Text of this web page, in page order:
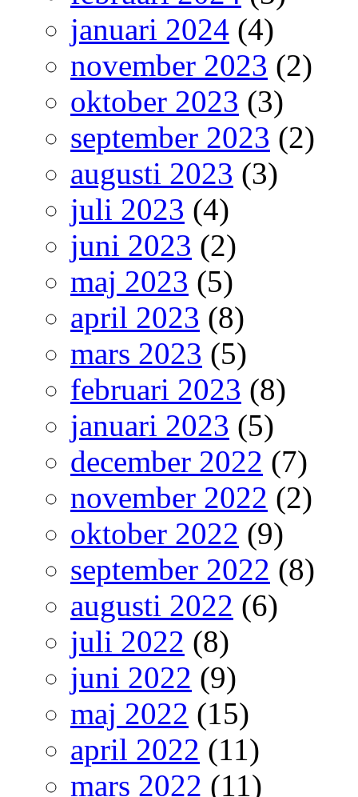
januari 2024 (4)
november 2023 (2)
oktober 2023 (3)
september 2023 (2)
augusti 2023 (3)
juli 2023 (4)
juni 2023 (2)
maj 2023 (5)
april 2023 (8)
mars 2023 (5)
februari 2023 (8)
januari 2023 (5)
december 2022 (7)
november 2022 (2)
oktober 2022 (9)
september 2022 (8)
augusti 2022 (6)
juli 2022 (8)
juni 2022 (9)
maj 2022 (15)
april 2022 (11)
mars 2022 (11)